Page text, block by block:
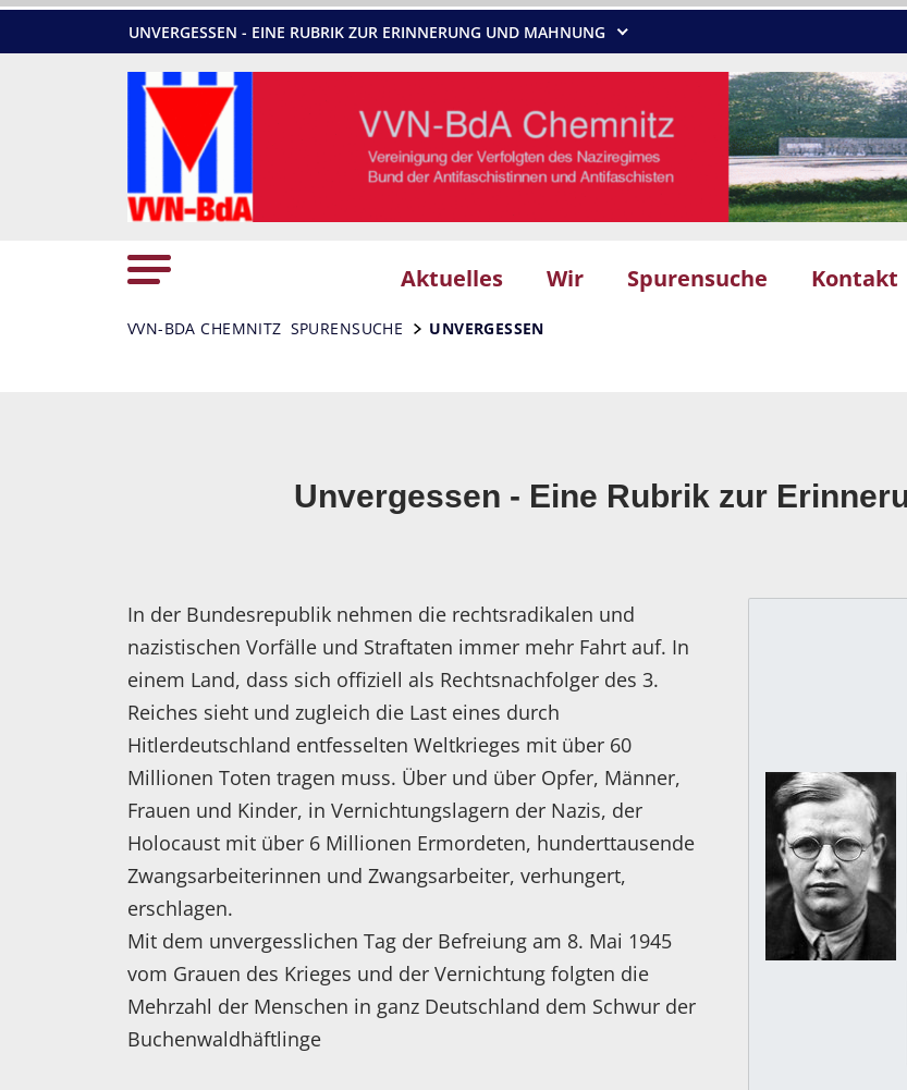
UNVERGESSEN - EINE RUBRIK ZUR ERINNERUNG UND MAHNUNG
Aktuelles Wir Spurensuche Kontakt
VVN-BDA CHEMNITZ SPURENSUCHE UNVERGESSEN
Unvergessen - Eine Rubrik zur
In der Bundesrepublik nehmen die rechtsradikalen und
nazistischen Vorfälle und Straftaten immer mehr Fahrt auf. In
einem Land, dass sich offiziell als Rechtsnachfolger des 3.
Reiches sieht und zugleich die Last eines durch
Hitlerdeutschland entfesselten Weltkrieges mit über 60
Millionen Toten tragen muss. Über und über Opfer, Männer,
Frauen und Kinder, in Vernichtungslagern der Nazis, der
Holocaust mit über 6 Millionen Ermordeten, hunderttausende
Zwangsarbeiterinnen und Zwangsarbeiter, verhungert,
erschlagen.
Mit dem unvergesslichen Tag der Befreiung am 8. Mai 1945
vom Grauen des Krieges und der Vernichtung folgten die
Mehrzahl der Menschen in ganz Deutschland dem Schwur der
Buchenwaldhäftlinge